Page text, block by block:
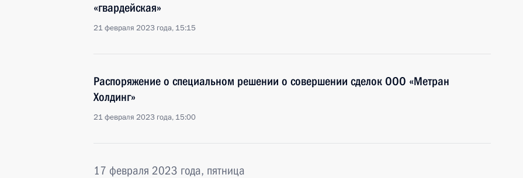
«гвардейская»
21 февраля 2023 года, 15:15
Распоряжение о специальном решении о совершении сделок ООО «Метран
Холдинг»
21 февраля 2023 года, 15:00
17 февраля 2023 года, пятница